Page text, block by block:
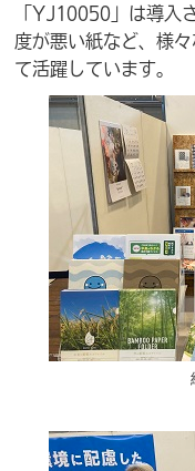
「YJ10050」は導入
度が悪い紙など、様
て活躍しています。